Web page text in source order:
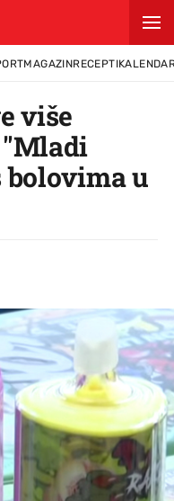
MAGAZINRECEPTI
više
"Mladi
bolovima u